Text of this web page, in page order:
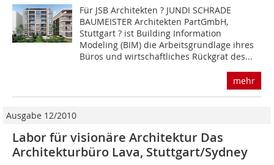
Für JSB Architekten ? JUNDI SCHRADE
BAUMEISTER Architekten PartGmbH,
Stuttgart ? ist Building Information
Modeling (BIM) die Arbeitsgrundlage ihres
Büros und wirtschaftliches Rückgrat des...
mehr
Ausgabe 12/2010
Labor für visionäre Architektur Das
Architekturbüro Lava, Stuttgart/Sydney